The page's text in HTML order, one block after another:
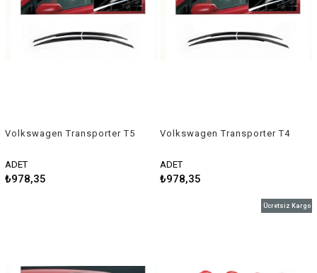
Volkswagen Transporter T5
ADET
₺978,35
Volkswagen Transporter T4
ADET
₺978,35
Ücretsiz Kargo